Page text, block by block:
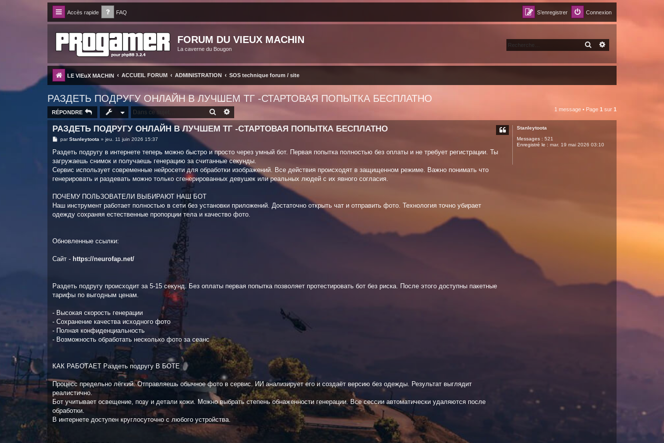
Accès rapide FAQ Connexion
S’enregistrer
FORUM DU VIEUX MACHIN
La caverne du Bougon
RECHERCHER
LE VIEuX MACHIN ACCUEIL FORUM ADMINISTRATION SOS technique forum / site
РАЗДЕТЬ ПОДРУГУ ОНЛАЙН В ЛУЧШЕМ ТГ -СТАРТОВАЯ ПОПЫТКА БЕСПЛАТНО
RÉPONDRE RECHERCHER 1 message • Page 1 sur 1
Stanleytoota
Messages : 521
Enregistré le : mar. 19 mai 2026 03:10
РАЗДЕТЬ ПОДРУГУ ОНЛАЙН В ЛУЧШЕМ ТГ -СТАРТОВАЯ ПОПЫТКА БЕСПЛАТНО
M
s
a
g
e
parStanleytoota » jeu. 11 juin 2026 15:37
Раздеть подругу в интернете теперь можно быстро и просто через умный бот. Первая попытка полностью без оплаты и не требует регистрации. Ты
загружаешь снимок и получаешь генерацию за считанные секунды.
Сервис использует современные нейросети для обработки изображений. Все действия происходят в защищенном режиме. Важно понимать что
генерировать и раздевать можно только сгенерированных девушек или реальных людей с их явного согласия.
ПОЧЕМУ ПОЛЬЗОВАТЕЛИ ВЫБИРАЮТ НАШ БОТ
Наш инструмент работает полностью в сети без установки приложений. Достаточно открыть чат и отправить фото. Технология точно убирает
одежду сохраняя естественные пропорции тела и качество фото.
Обновленные ссылки:
Сайт - https://neurofap.net/
Раздеть подругу происходит за 5-15 секунд. Без оплаты первая попытка позволяет протестировать бот без риска. После этого доступны пакетные
тарифы по выгодным ценам.
- Высокая скорость генерации
- Сохранение качества исходного фото
- Полная конфиденциальность
- Возможность обработать несколько фото за сеанс
КАК РАБОТАЕТ Раздеть подругу В БОТЕ
Процесс предельно лёгкий. Отправляешь обычное фото в сервис. ИИ анализирует его и создаёт версию без одежды. Результат выглядит
реалистично.
Бот учитывает освещение, позу и детали кожи. Можно выбрать степень обнаженности генерации. Все сессии автоматически удаляются после
обработки.
В интернете доступен круглосуточно с любого устройства.